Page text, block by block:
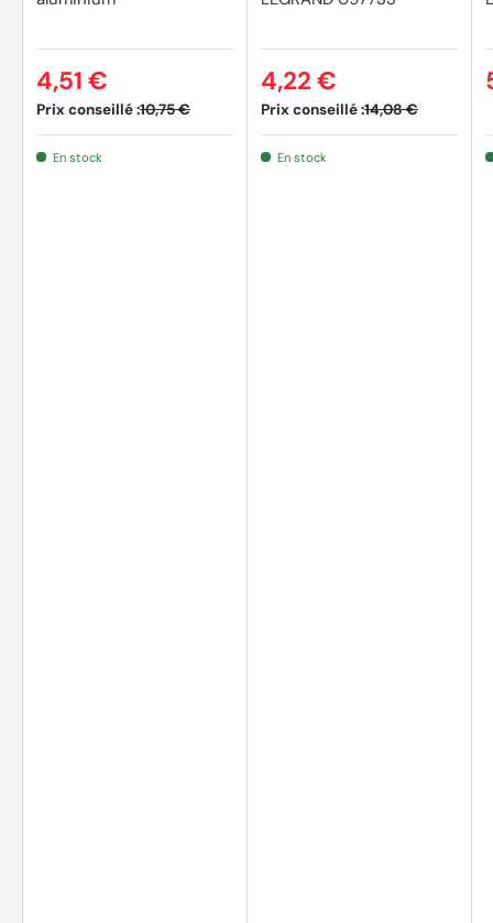
Prix conseillé :10,75 €
4,51 €
En stock
Prix conseillé :14,08 €
4,22 €
En stock